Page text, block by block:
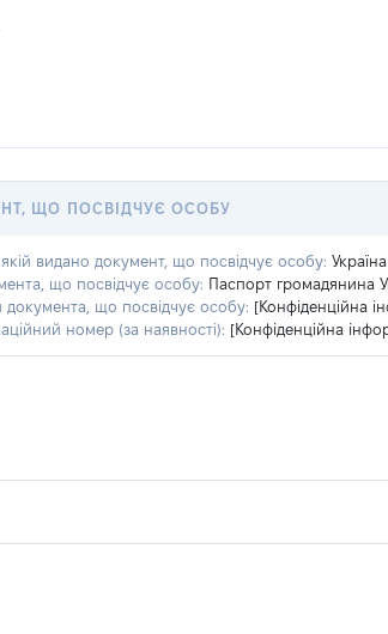
ЩО ПОСВІДЧУЄ ОСОБУ
якій видано документ, що посвідчує особу: Україна
що посвідчує особу: Паспорт громадянина
документа, що посвідчує особу: [Конфіденційна
номер (за наявності): [Конфіденційна